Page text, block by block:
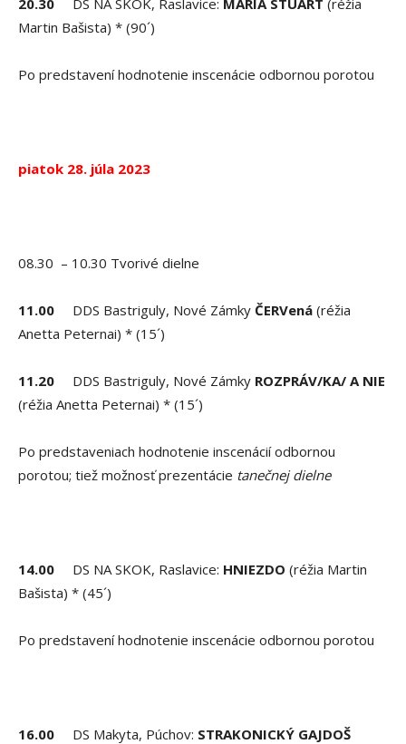
Martin Bašista) * (90´)
Po predstavení hodnotenie inscenácie odbornou porotou
piatok 28. júla 2023
08.30 – 10.30 Tvorivé dielne
11.00 DDS Bastriguly, Nové Zámky ČERVená (réžia
Anetta Peternai) * (15´)
11.20 DDS Bastriguly, Nové Zámky ROZPRÁV/KA/ A NIE
(réžia Anetta Peternai) * (15´)
Po predstaveniach hodnotenie inscenácií odbornou
porotou; tiež možnosť prezentácie tanečnej dielne
14.00 DS NA SKOK, Raslavice: HNIEZDO (réžia Martin
Bašista) * (45´)
Po predstavení hodnotenie inscenácie odbornou porotou
16.00 DS Makyta, Púchov: STRAKONICKÝ GAJDOŠ